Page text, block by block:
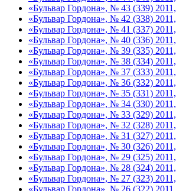
«Бульвар Гордона», № 43 (339)
«Бульвар Гордона», № 42 (338)
«Бульвар Гордона», № 41 (337)
«Бульвар Гордона», № 40 (336)
«Бульвар Гордона», № 39 (335)
«Бульвар Гордона», № 38 (334)
«Бульвар Гордона», № 37 (333)
«Бульвар Гордона», № 36 (332)
«Бульвар Гордона», № 35 (331) 2011,
«Бульвар Гордона», № 34 (330) 2011,
«Бульвар Гордона», № 33 (329) 2011,
«Бульвар Гордона», № 32 (328) 2011,
«Бульвар Гордона», № 31 (327) 2011,
«Бульвар Гордона», № 30 (326)
«Бульвар Гордона», № 29 (325)
«Бульвар Гордона», № 28 (324)
«Бульвар Гордона», № 27 (323)
«Бульвар Гордона», № 26 (322)